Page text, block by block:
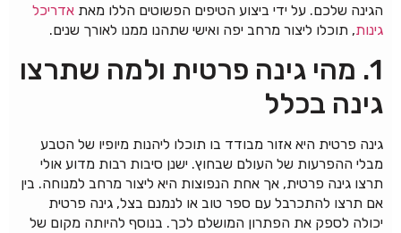
הגינה שלכם. על ידי ביצוע הטיפים הפשוטים הללו מאת אדריכל
גינות, תוכלו ליצור מרחב יפה ואישי שתהנו ממנו לאורך שנים.
1. מהי גינה פרטית ולמה שתרצו
גינה בכלל
גינה פרטית היא אזור מבודד בו תוכלו ליהנות מיופיו של הטבע
מבלי ההפרעות של העולם שבחוץ. ישנן סיבות רבות מדוע אולי
תרצו גינה פרטית, אך אחת הנפוצות היא ליצור מרחב למנוחה. בין
אם תרצו להתכרבל עם ספר טוב או לנמנם בצל, גינה פרטית
יכולה לספק את הפתרון המושלם לכך. בנוסף להיותה מקום של